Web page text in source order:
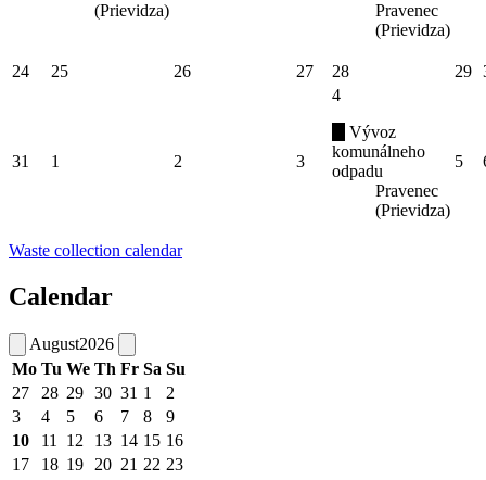
(Prievidza)
Pravenec
(Prievidza)
24 25 26 27 28 29
31 1 2 3
4
Vývoz
komunálneho
odpadu
Pravenec
(Prievidza)
5
Waste collection calendar
Calendar
August2026
Mo Tu We Th Fr Sa Su
27
28 29 30 31 1
2
3
4 5 6 7 8
9
10
11 12 13 14 15 16
17
18 19 20 21 22 23